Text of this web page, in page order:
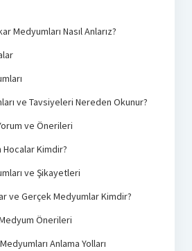
Medyumları Nasıl Anlarız?
ve Tavsiyeleri Nereden Okunur?
ve Önerileri
Hocalar Kimdir?
ve Şikayetleri
ve Gerçek Medyumlar Kimdir?
Önerileri
Anlama Yolları